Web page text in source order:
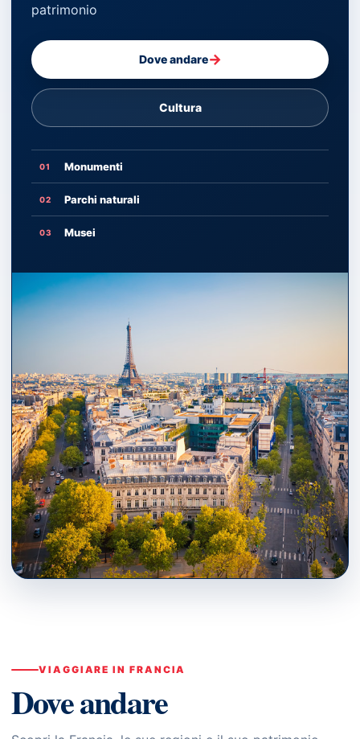
patrimonio
Dove andare→
Cultura
01 Monumenti
02 Parchi naturali
03 Musei
VIAGGIARE IN FRANCIA
Dove andare